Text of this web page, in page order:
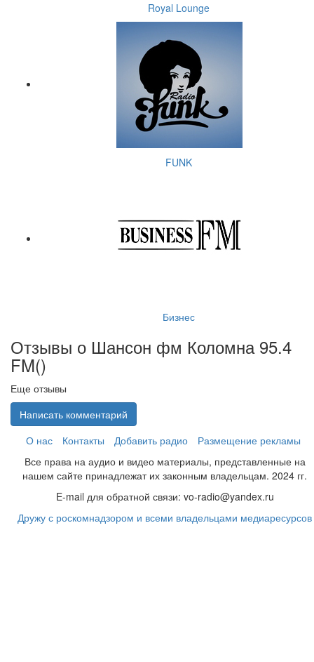
Royal Lounge
FUNK
Бизнес
Отзывы о Шансон фм Коломна 95.4
FM()
Еще отзывы
Написать комментарий
О нас
Контакты Добавить радио
Размещение рекламы
Все права на аудио и видео материалы, представленные на
нашем сайте принадлежат их законным владельцам. 2024 гг.
E-mail для обратной связи: vo-radio@yandex.ru
Дружу с роскомнадзором и всеми владельцами медиаресурсов